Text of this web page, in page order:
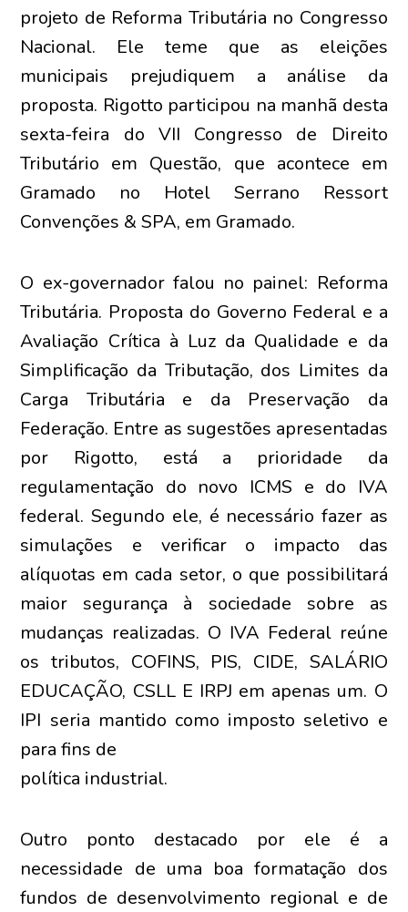
projeto de Reforma Tributária no Congresso
Nacional. Ele teme que as eleições
municipais prejudiquem a análise da
proposta. Rigotto participou na manhã desta
sexta-feira do VII Congresso de Direito
Tributário em Questão, que acontece em
Gramado no Hotel Serrano Ressort
Convenções & SPA, em Gramado.
O ex-governador falou no painel: Reforma
Tributária. Proposta do Governo Federal e a
Avaliação Crítica à Luz da Qualidade e da
Simplificação da Tributação, dos Limites da
Carga Tributária e da Preservação da
Federação. Entre as sugestões apresentadas
por Rigotto, está a prioridade da
regulamentação do novo ICMS e do IVA
federal. Segundo ele, é necessário fazer as
simulações e verificar o impacto das
alíquotas em cada setor, o que possibilitará
maior segurança à sociedade sobre as
mudanças realizadas. O IVA Federal reúne
os tributos, COFINS, PIS, CIDE, SALÁRIO
EDUCAÇÃO, CSLL E IRPJ em apenas um. O
IPI seria mantido como imposto seletivo e
para fins de
política industrial.
Outro ponto destacado por ele é a
necessidade de uma boa formatação dos
fundos de desenvolvimento regional e de